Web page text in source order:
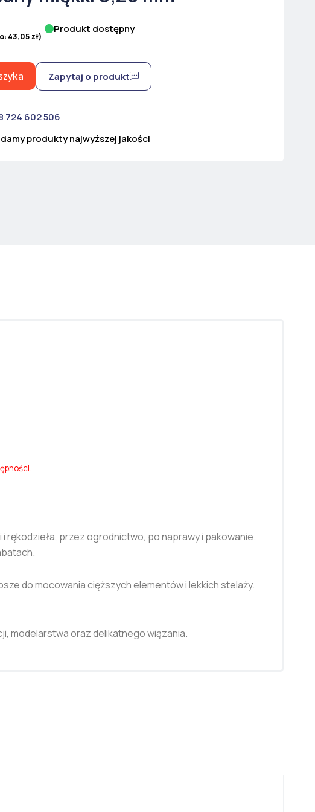
43,05zł)
Produkt dostępny
Zapytaj o produkt
724 602 506
produkty najwyższej jakości
rękodzieła, przez ogrodnictwo, po naprawy i pakowanie.
do mocowania cięższych elementów i lekkich stelaży.
modelarstwa oraz delikatnego wiązania.